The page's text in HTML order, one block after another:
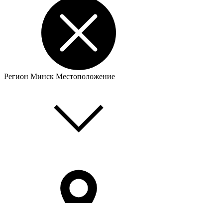
Регион Минск Местоположение